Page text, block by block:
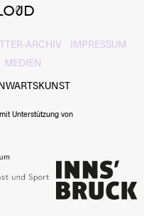
ARCHIV
IMPRESSUM
MEDIEN
Unterstützung von